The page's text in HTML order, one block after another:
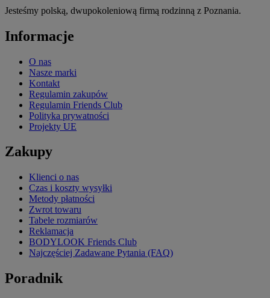
Jesteśmy polską, dwupokoleniową firmą rodzinną z Poznania.
Informacje
O nas
Nasze marki
Kontakt
Regulamin zakupów
Regulamin Friends Club
Polityka prywatności
Projekty UE
Zakupy
Klienci o nas
Czas i koszty wysyłki
Metody płatności
Zwrot towaru
Tabele rozmiarów
Reklamacja
BODYLOOK Friends Club
Najczęściej Zadawane Pytania (FAQ)
Poradnik